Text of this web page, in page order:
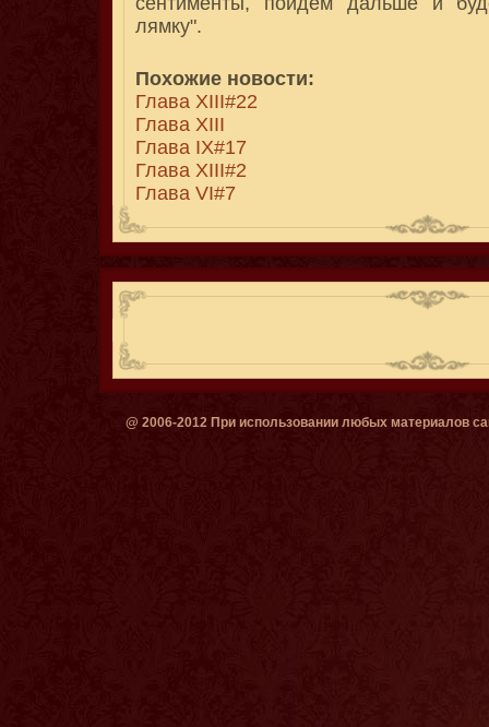
лямку".
Похожие новости:
Глава XIII#22
Глава XIII
Глава IX#17
Глава XIII#2
Глава VI#7
@ 2006-2012 При использовании любых материалов